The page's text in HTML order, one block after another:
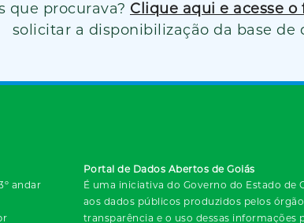
que procurava? Clique aqui e acesse
solicitar a disponibilização da base de
andar
Portal de Dados Abertos de Goiás
É uma iniciativa do Governo do Estado de
aos dados públicos produzidos pelos
transparência e o uso dessas informações